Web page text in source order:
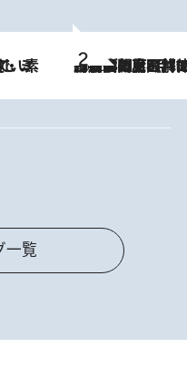
2026.8.8
「最後に見られてよかった」上野動物園の東園パンダ舎が解体前に特別公開。8月16日まで延長されたパネル展と共に辿る“半世紀”のパンダ飼育《解体工事の図面あり》
一覧